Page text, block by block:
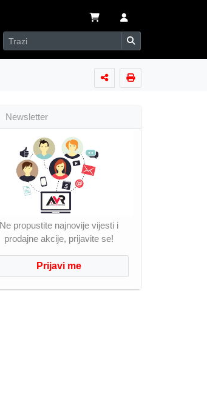
Newsletter
Ne propustite najnovije vijesti i
prodajne akcije, prijavite se!
Prijavi me